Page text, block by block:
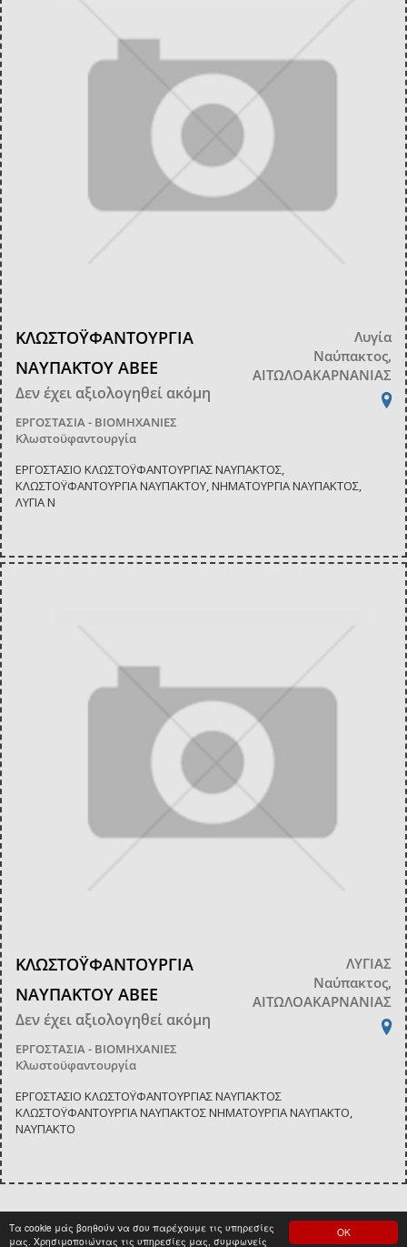
ΟΚ
Τα cookie μάς βοηθούν να σου παρέχουμε τις υπηρεσίες
μας. Χρησιμοποιώντας τις υπηρεσίες μας, συμφωνείς
ΚΛΩΣΤΟΫΦΑΝΤΟΥΡΓΙΑ
ΝΑΥΠΑΚΤΟΥ ΑΒΕΕ
Δεν έχει αξιολογηθεί ακόμη
ΕΡΓΟΣΤΑΣΙΑ - ΒΙΟΜΗΧΑΝΙΕΣ
Κλωστοϋφαντουργία
Λυγία
Ναύπακτος,
ΑΙΤΩΛΟΑΚΑΡΝΑΝΙΑΣ
ΕΡΓΟΣΤΑΣΙΟ ΚΛΩΣΤΟΫΦΑΝΤΟΥΡΓΙΑΣ ΝΑΥΠΑΚΤΟΣ,
ΚΛΩΣΤΟΫΦΑΝΤΟΥΡΓΙΑ ΝΑΥΠΑΚΤΟΥ, ΝΗΜΑΤΟΥΡΓΙΑ ΝΑΥΠΑΚΤΟΣ,
ΛΥΓΙΑ Ν
ΚΛΩΣΤΟΫΦΑΝΤΟΥΡΓΙΑ
ΝΑΥΠΑΚΤΟΥ ΑΒΕΕ
Δεν έχει αξιολογηθεί ακόμη
ΕΡΓΟΣΤΑΣΙΑ - ΒΙΟΜΗΧΑΝΙΕΣ
Κλωστοϋφαντουργία
ΛΥΓΙΑΣ
Ναύπακτος,
ΑΙΤΩΛΟΑΚΑΡΝΑΝΙΑΣ
ΕΡΓΟΣΤΑΣΙΟ ΚΛΩΣΤΟΫΦΑΝΤΟΥΡΓΙΑΣ ΝΑΥΠΑΚΤΟΣ
ΚΛΩΣΤΟΫΦΑΝΤΟΥΡΓΙΑ ΝΑΥΠΑΚΤΟΣ ΝΗΜΑΤΟΥΡΓΙΑ ΝΑΥΠΑΚΤΟ,
ΝΑΥΠΑΚΤΟ
< 1 >